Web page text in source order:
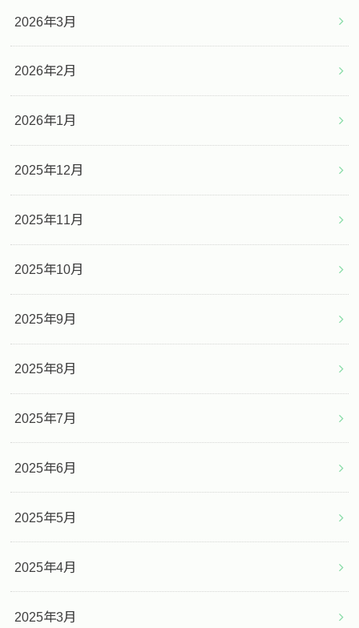
2026年3月
2026年2月
2026年1月
2025年12月
2025年11月
2025年10月
2025年9月
2025年8月
2025年7月
2025年6月
2025年5月
2025年4月
2025年3月